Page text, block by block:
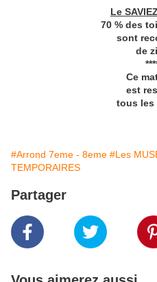
Le
70 % des
sont
de
Ce
est
tous les
#Arrond 7eme - 8eme #Les
TEMPORAIRES
Partager